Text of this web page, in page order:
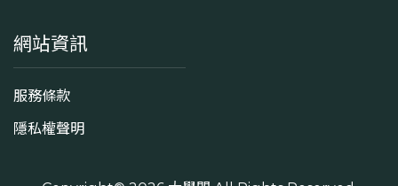
網站資訊
服務條款
隱私權聲明